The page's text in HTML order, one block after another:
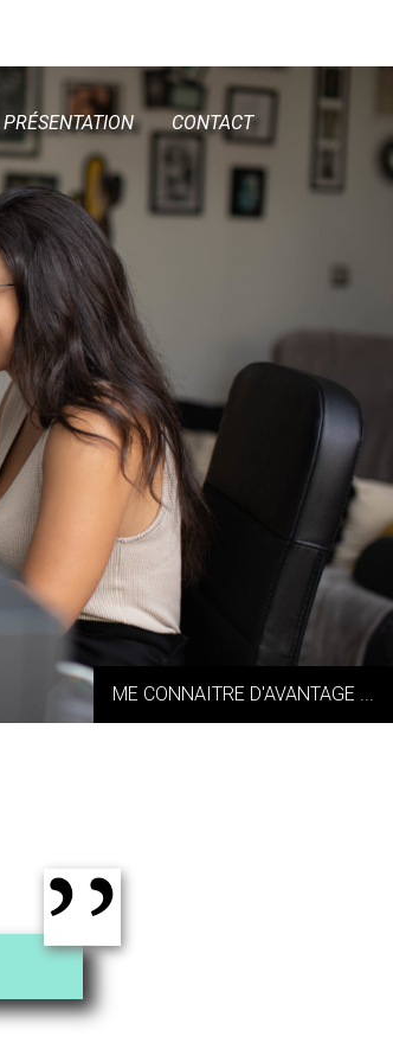
PRÉSENTATION CONTACT
ME CONNAITRE D'AVANTAGE ...